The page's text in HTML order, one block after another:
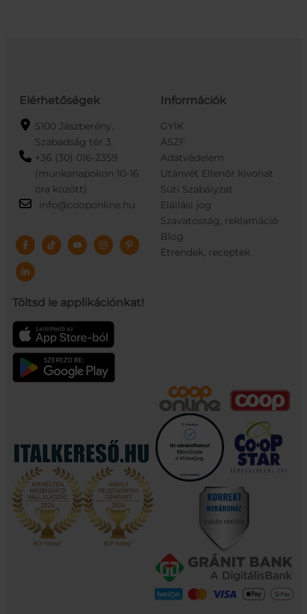
Elérhetőségek
5100 Jászberény,
Szabadság tér 3.
+36 (30) 016-2359
(munkanapokon 10-16
óra között)
info@cooponline.hu
Töltsd le applikációnkat!
Információk
GYIK
ÁSZF
Adatvédelem
Utánvét Ellenőr kivonat
Süti Szabályzat
Elállási jog
Szavatosság, reklamáció
Blog
Étrendek, receptek